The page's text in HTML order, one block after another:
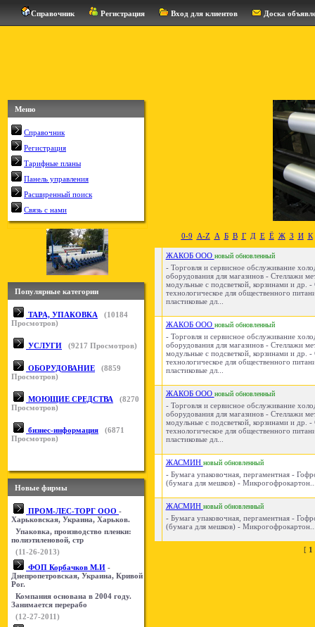
Справочник Регистрация Вход для клиентов Доска
Меню
Справочник
Регистрация
Тарифные планы
Панель управления
Расширенный поиск
Связь с нами
Популярные категории
ТАРА, УПАКОВКА (10184
Просмотров)
УСЛУГИ (9217 Просмотров)
ОБОРУДОВАНИЕ (8859
Просмотров)
МОЮЩИЕ СРЕДСТВА (8270
Просмотров)
бизнес-информация (6871
Просмотров)
Новые фирмы
ПРОМ-ЛЕС-ТОРГ ООО -
Харьковская, Украина, Харьков.
Упаковка, производство пленки:
полиэтиленовой, стр
(11-26-2013)
ФОП Корбачков М.И -
Днепропетровская, Украина, Кривой
Рог.
Компания основана в 2004 году.
Занимается перерабо
(12-27-2011)
0-9 A-Z А Б В Г Д Е Ё Ж З И К
ЖАКОБ ООО новый обновленный
- Торговля и сервисное обслуживание
оборудования для магазинов - Стеллажи
модульные с подсветкой, корзинами и др.
технологическое для общественного
пластиковые дл...
ЖАКОБ ООО новый обновленный
- Торговля и сервисное обслуживание
оборудования для магазинов - Стеллажи
модульные с подсветкой, корзинами и др.
технологическое для общественного
пластиковые дл...
ЖАКОБ ООО новый обновленный
- Торговля и сервисное обслуживание
оборудования для магазинов - Стеллажи
модульные с подсветкой, корзинами и др.
технологическое для общественного
пластиковые дл...
ЖАСМИН новый обновленный
- Бумага упаковочная, пергаментная -
(бумага для мешков) -
ЖАСМИН новый обновленный
- Бумага упаковочная, пергаментная -
(бумага для мешков) -
[ 1